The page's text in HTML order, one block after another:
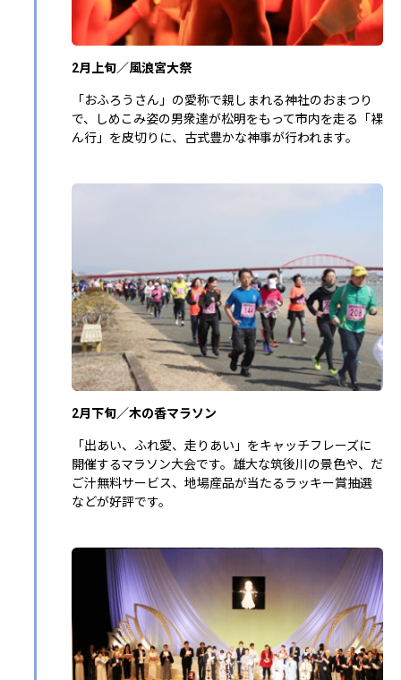
2月上旬／風浪宮大祭
「おふろうさん」の愛称で親しまれる神社のおまつり
で、しめこみ姿の男衆達が松明をもって市内を走る「裸
ん行」を皮切りに、古式豊かな神事が行われます。
2月下旬／木の香マラソン
「出あい、ふれ愛、走りあい」をキャッチフレーズに
開催するマラソン大会です。雄大な筑後川の景色や、だ
ご汁無料サービス、地場産品が当たるラッキー賞抽選
などが好評です。